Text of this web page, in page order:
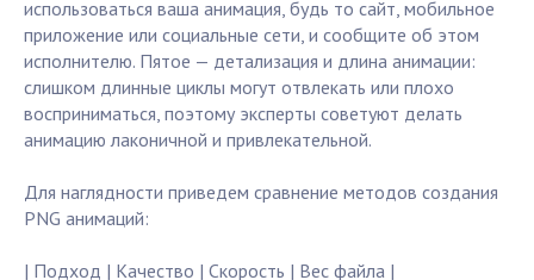
использоваться ваша анимация, будь то сайт, мобильное
приложение или социальные сети, и сообщите об этом
исполнителю. Пятое — детализация и длина анимации:
слишком длинные циклы могут отвлекать или плохо
восприниматься, поэтому эксперты советуют делать
анимацию лаконичной и привлекательной.
Для наглядности приведем сравнение методов создания
PNG анимаций:
| Подход | Качество | Скорость | Вес файла |